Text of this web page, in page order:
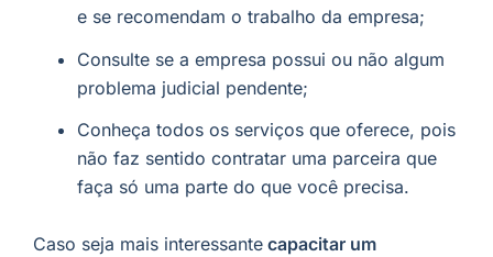
e se recomendam o trabalho da empresa;
Consulte se a empresa possui ou não algum
problema judicial pendente;
Conheça todos os serviços que oferece, pois
não faz sentido contratar uma parceira que
faça só uma parte do que você precisa.
Caso seja mais interessante capacitar um